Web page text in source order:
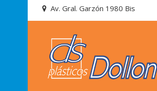
Skip
Skip
Av. Gral. Garzón 1980 Bis